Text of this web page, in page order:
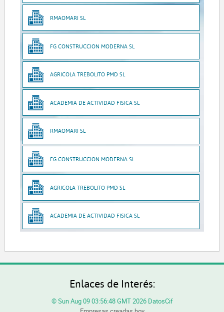
RMAOMARI SL
FG CONSTRUCCION MODERNA SL
AGRICOLA TREBOLITO PMD SL
ACADEMIA DE ACTIVIDAD FISICA SL
RMAOMARI SL
FG CONSTRUCCION MODERNA SL
AGRICOLA TREBOLITO PMD SL
ACADEMIA DE ACTIVIDAD FISICA SL
Enlaces de Interés:
© Sun Aug 09 03:56:48 GMT 2026 DatosCif